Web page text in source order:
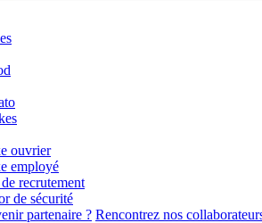
ouvrier
employé
recrutement
de sécurité
partenaire ? Rencontrez nos